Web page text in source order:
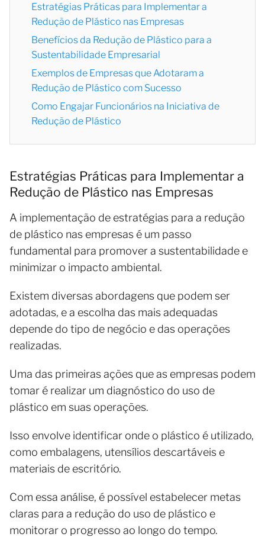
Estratégias Práticas para Implementar a
Redução de Plástico nas Empresas
Benefícios da Redução de Plástico para a
Sustentabilidade Empresarial
Exemplos de Empresas que Adotaram a
Redução de Plástico com Sucesso
Como Engajar Funcionários na Iniciativa de
Redução de Plástico
Estratégias Práticas para Implementar a
Redução de Plástico nas Empresas
A implementação de estratégias para a redução
de plástico nas empresas é um passo
fundamental para promover a sustentabilidade e
minimizar o impacto ambiental.
Existem diversas abordagens que podem ser
adotadas, e a escolha das mais adequadas
depende do tipo de negócio e das operações
realizadas.
Uma das primeiras ações que as empresas podem
tomar é realizar um diagnóstico do uso de
plástico em suas operações.
Isso envolve identificar onde o plástico é utilizado,
como embalagens, utensílios descartáveis e
materiais de escritório.
Com essa análise, é possível estabelecer metas
claras para a redução do uso de plástico e
monitorar o progresso ao longo do tempo.